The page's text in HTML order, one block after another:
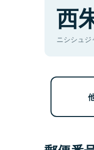
西
ニシシュジ